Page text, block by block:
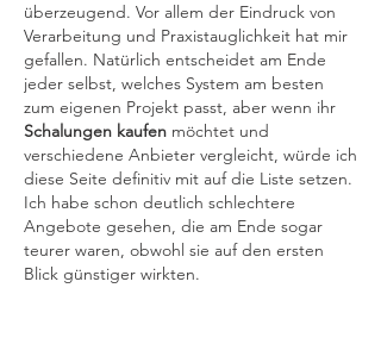
überzeugend. Vor allem der Eindruck von
Verarbeitung und Praxistauglichkeit hat mir
gefallen. Natürlich entscheidet am Ende
jeder selbst, welches System am besten
Schalungen kaufen möchtet und
verschiedene Anbieter vergleicht, würde ich
diese Seite definitiv mit auf die Liste setzen.
Ich habe schon deutlich schlechtere
Angebote gesehen, die am Ende sogar
teurer waren, obwohl sie auf den ersten
Blick günstiger wirkten.